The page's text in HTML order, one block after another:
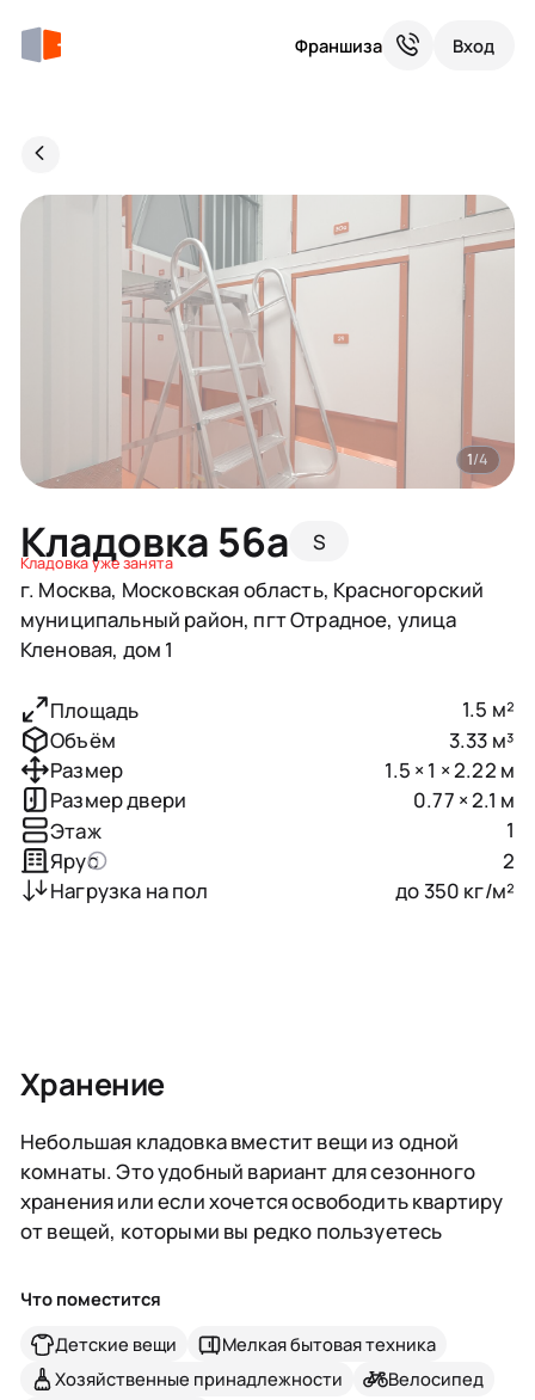
Франшиза Вход
Кладовка 56a S
Кладовка уже занята
г. Москва, Московская область, Красногорский
муниципальный район, пгт Отрадное, улица
Кленовая, дом 1
1/4
Площадь
1.5 м²
Объём
3.33 м³
Размер
1.5 × 1 × 2.22 м
Размер двери
0.77 × 2.1 м
Этаж
1
Ярус
2
Нагрузка на пол
до 350 кг/м²
Хранение
Небольшая кладовка вместит вещи из одной
комнаты. Это удобный вариант для сезонного
хранения или если хочется освободить квартиру
от вещей, которыми вы редко пользуетесь
Что поместится
Детские вещи
Мелкая бытовая техника
Хозяйственные принадлежности
Велосипед